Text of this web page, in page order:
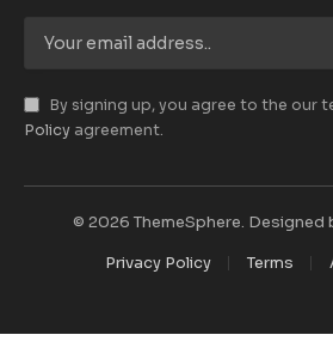
By signing up, you agree to the our
Policy agreement.
© 2026 ThemeSphere. Designed
Privacy Policy
Terms